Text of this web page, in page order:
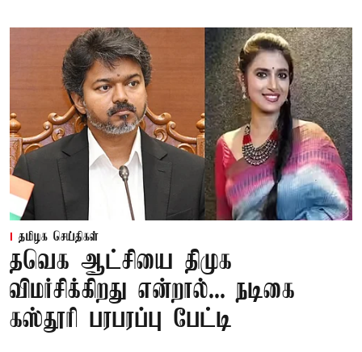
தமிழக செய்திகள்
தவெக ஆட்சியை திமுக
விமர்சிக்கிறது என்றால்... நடிகை
கஸ்தூரி பரபரப்பு பேட்டி